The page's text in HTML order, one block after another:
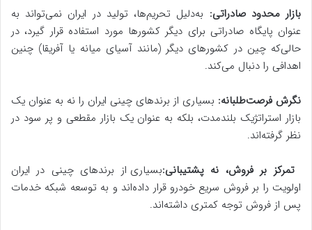
بازار محدود صادراتی: به‌دلیل تحریم‌ها، تولید در ایران نمی‌تواند به
عنوان پایگاه صادراتی برای دیگر کشورها مورد استفاده قرار گیرد، در
حالی‌که چین در کشورهای دیگر (مانند آسیای میانه یا آفریقا) چنین
اهدافی را دنبال می‌کند.
نگرش فرصت‌طلبانه: بسیاری از برندهای چینی ایران را نه به عنوان یک
بازار استراتژیک بلندمدت، بلکه به عنوان یک بازار مقطعی و پر سود در
نظر گرفته‌اند.
تمرکز بر فروش، نه پشتیبانی:بسیاری از برندهای چینی در ایران
اولویت را بر فروش سریع خودرو قرار داده‌اند و به توسعه شبکه خدمات
پس از فروش توجه کمتری داشته‌اند.